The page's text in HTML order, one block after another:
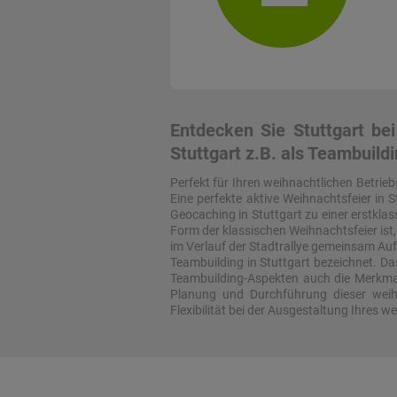
Entdecken Sie Stuttgart
Stuttgart z.B. als
Perfekt für Ihren weihnachtlichen
Eine perfekte aktive Weihnachtsfeier in
Geocaching in Stuttgart zu einer
Form der klassischen Weihnachtsfeier
im Verlauf der Stadtrallye gemeinsam
Teambuilding in Stuttgart bezeichnet.
Teambuilding-Aspekten auch die
Planung und Durchführung dieser
Flexibilität bei der Ausgestaltung Ihres